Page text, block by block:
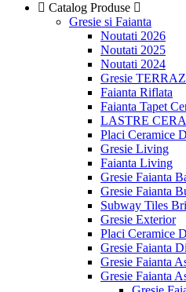
Catalog Produse
Gresie si Faianta
Noutati 2026
Noutati 2025
Noutati 2024
Gresie
Faianta Riflata
Faianta Tapet
LASTRE
Placi Ceramice
Gresie Living
Faianta Living
Gresie Faianta
Gresie Faianta
Subway Tiles
Gresie Exterior
Placi Ceramice
Gresie Faianta
Gresie Faianta
Gresie Faianta